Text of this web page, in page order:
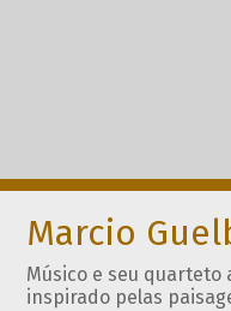
Marcio
Músico e seu
inspirado pelas